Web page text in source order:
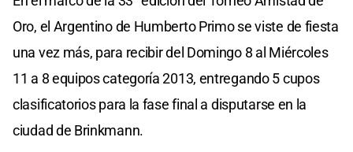
Oro, el Argentino de Humberto Primo se viste de fiesta
una vez más, para recibir del Domingo 8 al Miércoles
11 a 8 equipos categoría 2013, entregando 5 cupos
clasificatorios para la fase final a disputarse en la
ciudad de Brinkmann.